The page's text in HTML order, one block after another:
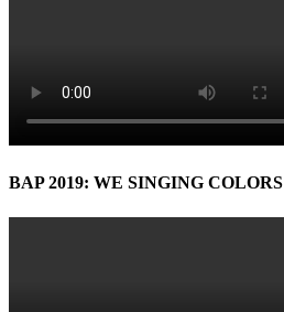
BAP 2019: WE SINGING COLORS